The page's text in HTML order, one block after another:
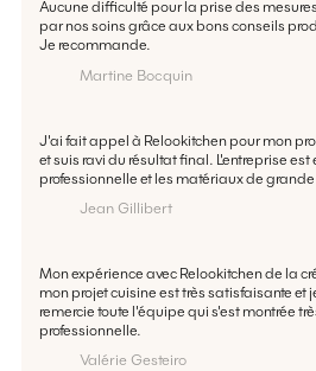
Aucune difficulté pour la prise des
par nos soins grâce aux bons conseils
Je recommande.
Martine Bocquin
J'ai fait appel à Relookitchen pour mon
et suis ravi du résultat final. L'entreprise est
professionnelle et les matériaux de
Jean Gillibert
Mon expérience avec Relookitchen de la
mon projet cuisine est très satisfaisante et
remercie toute l'équipe qui s'est montrée
professionnelle.
Valérie Gesteiro